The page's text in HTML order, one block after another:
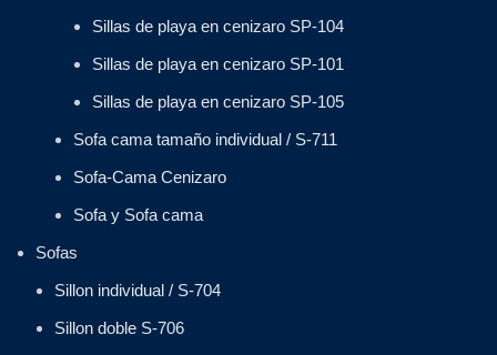
Sillas de playa en cenizaro SP-104
Sillas de playa en cenizaro SP-101
Sillas de playa en cenizaro SP-105
Sofa cama tamaño individual / S-711
Sofa-Cama Cenizaro
Sofa y Sofa cama
Sofas
Sillon individual / S-704
Sillon doble S-706